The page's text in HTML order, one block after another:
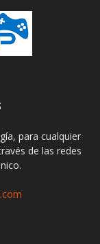
para cualquier
de las redes